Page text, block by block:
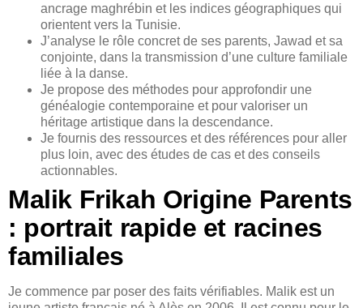
ancrage maghrébin et les indices géographiques qui
orientent vers la Tunisie.
J’analyse le rôle concret de ses parents, Jawad et sa
conjointe, dans la transmission d’une culture familiale
liée à la danse.
Je propose des méthodes pour approfondir une
généalogie contemporaine et pour valoriser un
héritage artistique dans la descendance.
Je fournis des ressources et des références pour aller
plus loin, avec des études de cas et des conseils
actionnables.
Malik Frikah Origine Parents
: portrait rapide et racines
familiales
Je commence par poser des faits vérifiables. Malik est un